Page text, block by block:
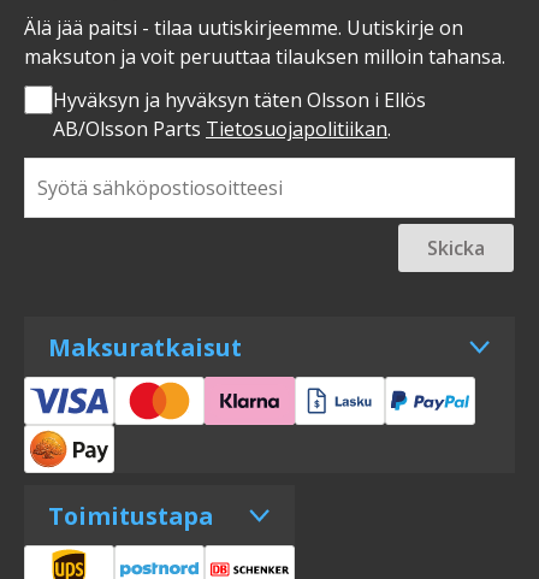
Älä jää paitsi - tilaa uutiskirjeemme. Uutiskirje on
maksuton ja voit peruuttaa tilauksen milloin tahansa.
Hyväksyn ja hyväksyn täten Olsson i Ellös
AB/Olsson Parts Tietosuojapolitiikan.
Skicka
Maksuratkaisut
Toimitustapa